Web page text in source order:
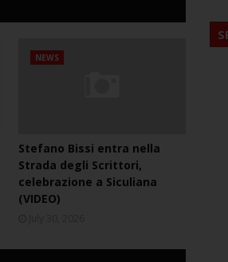
NEWS
Stefano Bissi entra nella
Strada degli Scrittori,
celebrazione a Siculiana
(VIDEO)